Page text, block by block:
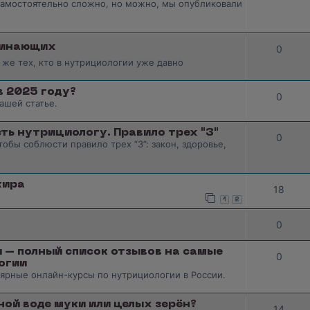
сложно, но можно, мы опубликовали
тех, кто в нутрициологии уже давно
0
2025 году?
статье.
0
нутрициологу. Правило трех "З"
соблюсти правило трех “З”: закон, здоровье,
0
1 2
18
0
полный список отзывов на самые
онлайн-курсы по нутрициологии в России.
0
воде муки или целых зерён?